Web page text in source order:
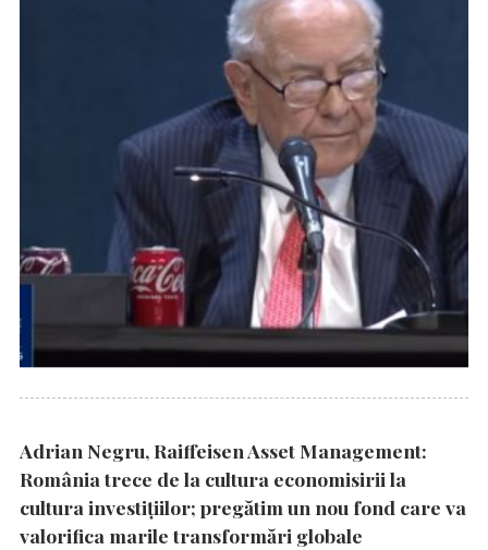
Adrian Negru, Raiffeisen Asset Management:
România trece de la cultura economisirii la
cultura investițiilor; pregătim un nou fond care va
valorifica marile transformări globale